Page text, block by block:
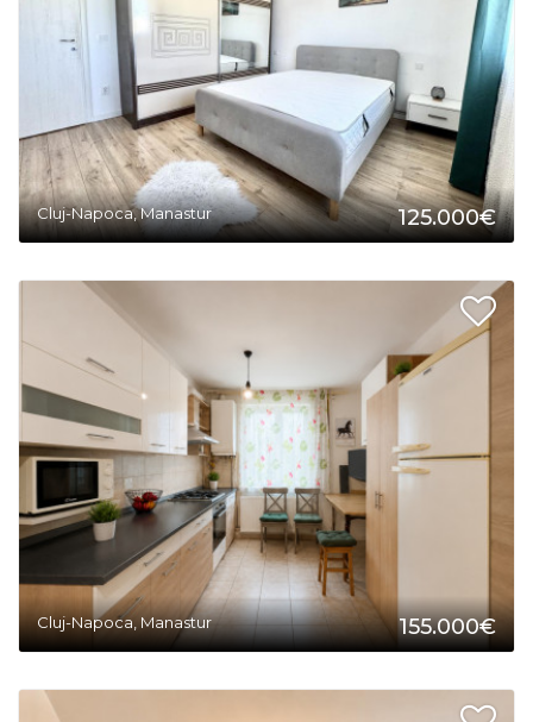
Cluj-Napoca, Manastur 125.000€
Cluj-Napoca, Manastur 155.000€
2